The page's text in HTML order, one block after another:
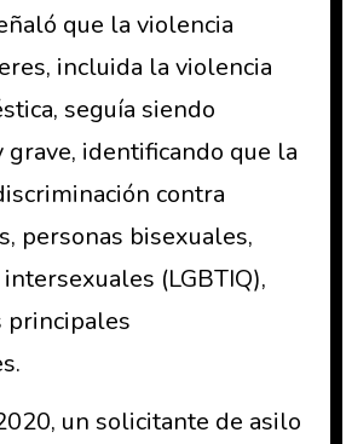
que la violencia
incluida la violencia
seguía siendo
grave, identificando que la
contra
personas bisexuales,
(LGBTIQ),
principales
un solicitante de asilo